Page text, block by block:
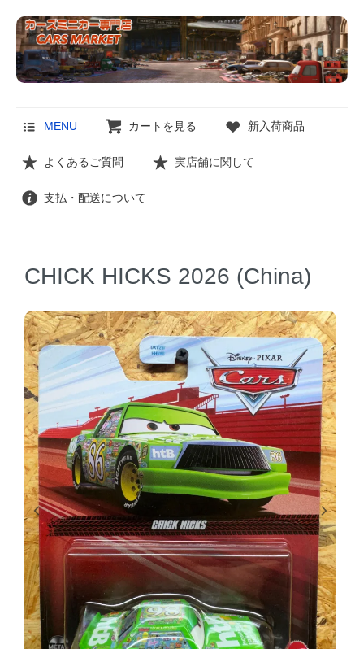
MENU カートを見る 新入荷商品
よくあるご質問 実店舗に関して
支払・配送について
CHICK HICKS 2026 (China)